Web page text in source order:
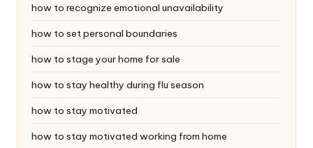
how to recognize emotional unavailability
how to set personal boundaries
how to stage your home for sale
how to stay healthy during flu season
how to stay motivated
how to stay motivated working from home